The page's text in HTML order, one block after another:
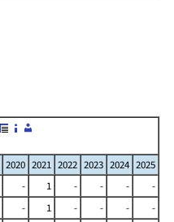
2020 2021 2022 2023 2024 2025
- 1 - - -
-
- 1 - - -
-